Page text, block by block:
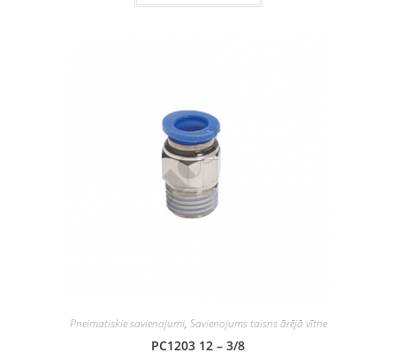
Pneimatiskie savienojumi, Savienojums taisns ārējā vītne
PC1203 12 – 3/8